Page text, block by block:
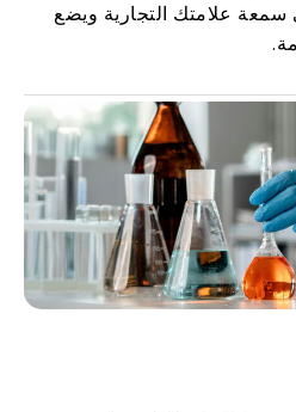
سمعة علامتك التجارية ويضع